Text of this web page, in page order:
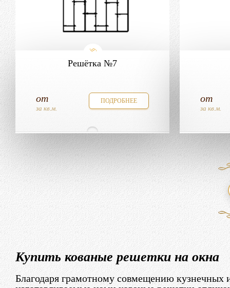
Решётка №7
от
за кв.м.
ПОДРОБНЕЕ от
за кв.м.
Купить кованые решетки на окна
Благодаря грамотному совмещению кузнечных